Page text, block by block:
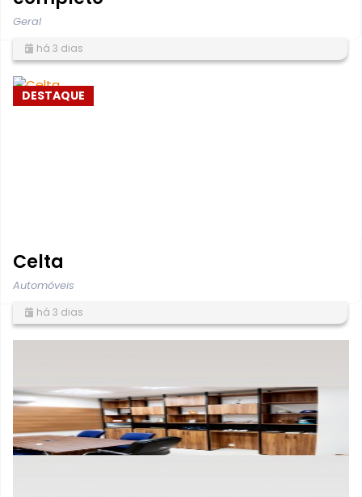
Geral
há 3 dias
DESTAQUE
Celta
Automóveis
há 3 dias